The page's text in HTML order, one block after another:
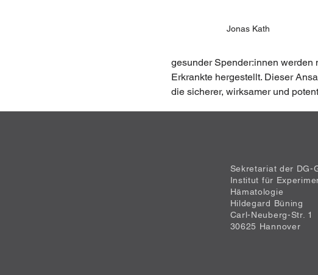
Jonas Kath
gesunder Spender:innen werden
Erkrankte hergestellt. Dieser
die sicherer, wirksamer und
Sekretariat der DG-
Institut für
Hämatologie
Hildegard Büning
Carl-Neuberg-Str. 1
30625 Hannover